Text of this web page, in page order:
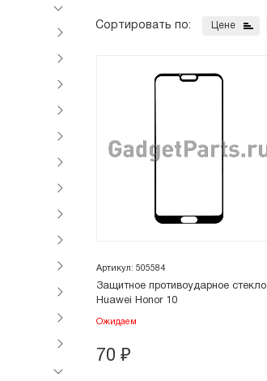
Сортировать по: Цене
Артикул: 505584
Защитное противоударное стекло
Huawei Honor 10
Ожидаем
70 ₽